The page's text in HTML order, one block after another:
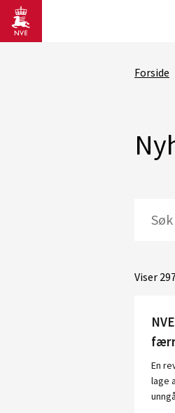
Gå til hovedinnhold
Forside
Viser
En
lage